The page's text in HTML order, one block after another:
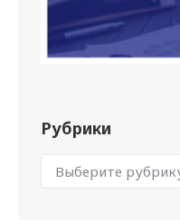
Рубрики